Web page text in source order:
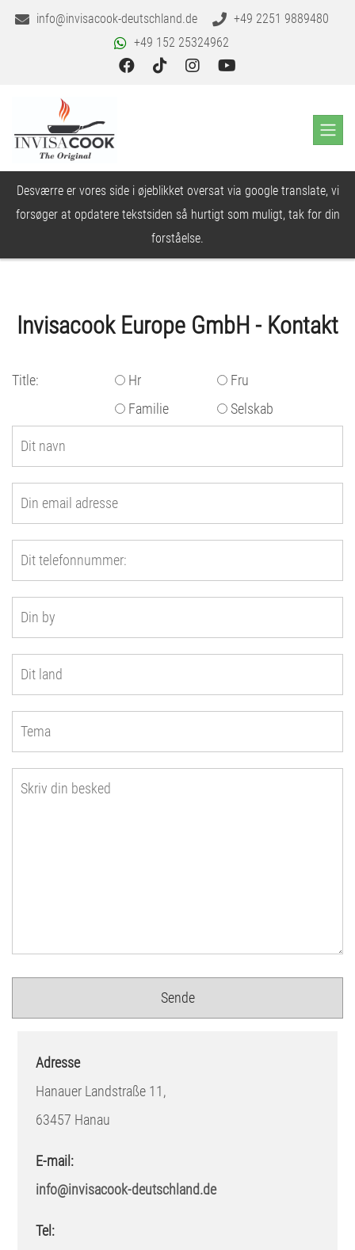
info@invisacook-deutschland.de
+49 2251 9889480
+49 152 25324962
Desværre er vores side i øjeblikket oversat via google translate, vi
forsøger at opdatere tekstsiden så hurtigt som muligt, tak for din
forståelse.
Invisacook Europe GmbH - Kontakt
Title: Hr
Fru
Familie
Selskab
Adresse
Hanauer Landstraße 11,
63457 Hanau
E-mail:
info@invisacook-deutschland.de
Tel: